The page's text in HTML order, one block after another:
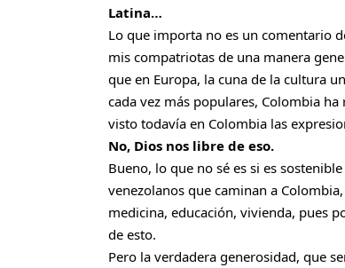
Latina…
Lo que importa no es un comentario
mis compatriotas de una manera
que en Europa, la cuna de la cultura
cada vez más populares, Colombia
visto todavía en Colombia las
No, Dios nos libre de eso.
Bueno, lo que no sé es si es
venezolanos que caminan a
medicina, educación, vivienda, pues
de esto.
Pero la verdadera generosidad, que